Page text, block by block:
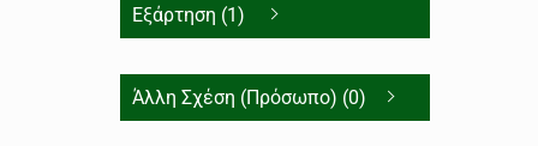
Εξάρτηση (1)
Άλλη Σχέση (Πρόσωπο) (0)